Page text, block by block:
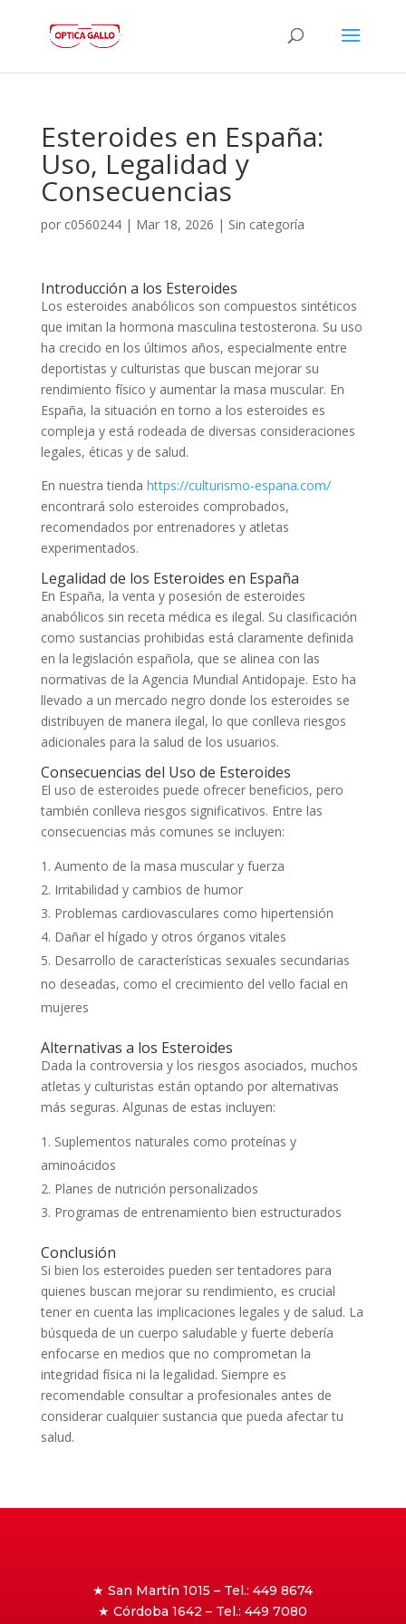
Esteroides en España:
Uso, Legalidad y
Consecuencias
por c0560244| Mar 18, 2026 | Sin categoría
Introducción a los Esteroides
Los esteroides anabólicos son compuestos sintéticos
que imitan la hormona masculina testosterona. Su uso
ha crecido en los últimos años, especialmente entre
deportistas y culturistas que buscan mejorar su
rendimiento físico y aumentar la masa muscular. En
España, la situación en torno a los esteroides es
compleja y está rodeada de diversas consideraciones
legales, éticas y de salud.
En nuestra tienda https://culturismo-espana.com/
encontrará solo esteroides comprobados,
recomendados por entrenadores y atletas
experimentados.
Legalidad de los Esteroides en España
En España, la venta y posesión de esteroides
anabólicos sin receta médica es ilegal. Su clasificación
como sustancias prohibidas está claramente definida
en la legislación española, que se alinea con las
normativas de la Agencia Mundial Antidopaje. Esto ha
llevado a un mercado negro donde los esteroides se
distribuyen de manera ilegal, lo que conlleva riesgos
adicionales para la salud de los usuarios.
Consecuencias del Uso de Esteroides
El uso de esteroides puede ofrecer beneficios, pero
también conlleva riesgos significativos. Entre las
consecuencias más comunes se incluyen:
Aumento de la masa muscular y fuerza
Irritabilidad y cambios de humor
Problemas cardiovasculares como hipertensión
Dañar el hígado y otros órganos vitales
Desarrollo de características sexuales secundarias
no deseadas, como el crecimiento del vello facial en
mujeres
Alternativas a los Esteroides
Dada la controversia y los riesgos asociados, muchos
atletas y culturistas están optando por alternativas
más seguras. Algunas de estas incluyen:
Suplementos naturales como proteínas y
aminoácidos
Planes de nutrición personalizados
Programas de entrenamiento bien estructurados
Conclusión
Si bien los esteroides pueden ser tentadores para
quienes buscan mejorar su rendimiento, es crucial
tener en cuenta las implicaciones legales y de salud. La
búsqueda de un cuerpo saludable y fuerte debería
enfocarse en medios que no comprometan la
integridad física ni la legalidad. Siempre es
recomendable consultar a profesionales antes de
considerar cualquier sustancia que pueda afectar tu
salud.
★ San Martín 1015 – Tel.: 449 8674
★ Córdoba 1642 – Tel.: 449 7080